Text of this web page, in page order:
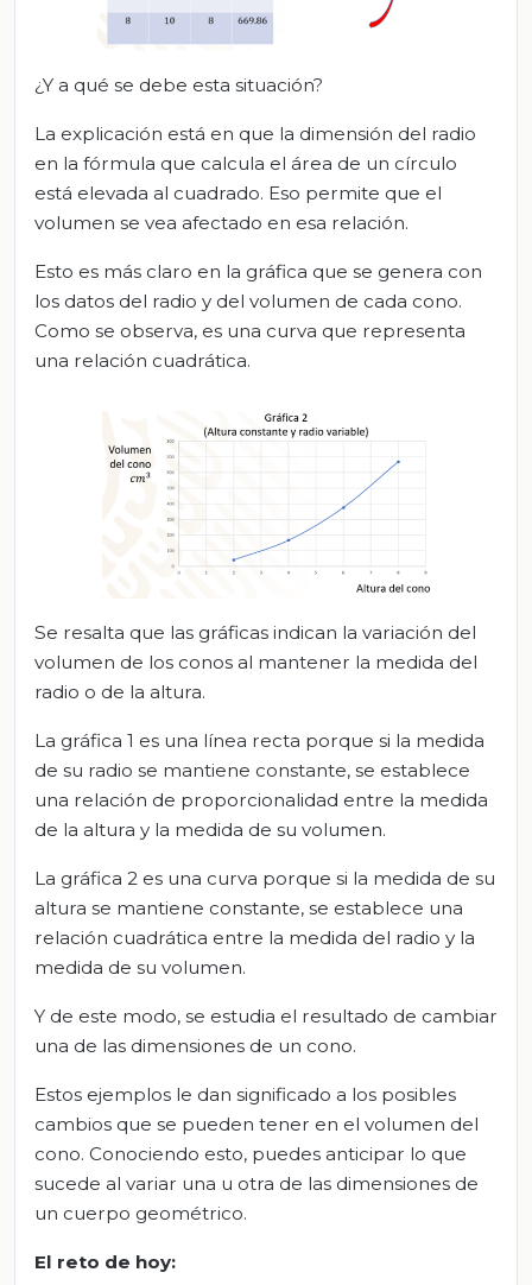
¿Y a qué se debe esta situación?
La explicación está en que la dimensión del radio
en la fórmula que calcula el área de un círculo
está elevada al cuadrado. Eso permite que el
volumen se vea afectado en esa relación.
Esto es más claro en la gráfica que se genera con
los datos del radio y del volumen de cada cono.
Como se observa, es una curva que representa
una relación cuadrática.
Se resalta que las gráficas indican la variación del
volumen de los conos al mantener la medida del
radio o de la altura.
La gráfica 1 es una línea recta porque si la medida
de su radio se mantiene constante, se establece
una relación de proporcionalidad entre la medida
de la altura y la medida de su volumen.
La gráfica 2 es una curva porque si la medida de su
altura se mantiene constante, se establece una
relación cuadrática entre la medida del radio y la
medida de su volumen.
Y de este modo, se estudia el resultado de cambiar
una de las dimensiones de un cono.
Estos ejemplos le dan significado a los posibles
cambios que se pueden tener en el volumen del
cono. Conociendo esto, puedes anticipar lo que
sucede al variar una u otra de las dimensiones de
un cuerpo geométrico.
El reto de hoy: